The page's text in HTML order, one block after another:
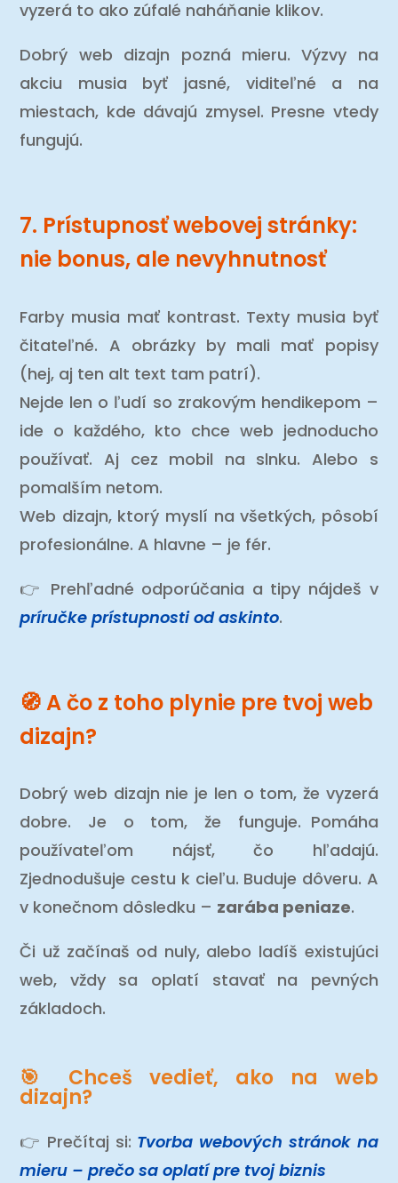
vyzerá to ako zúfalé naháňanie klikov.
Dobrý web dizajn pozná mieru. Výzvy na
akciu musia byť jasné, viditeľné a na
miestach, kde dávajú zmysel. Presne vtedy
fungujú.
7. Prístupnosť webovej stránky:
nie bonus, ale nevyhnutnosť
Farby musia mať kontrast. Texty musia byť
čitateľné. A obrázky by mali mať popisy
(hej, aj ten alt text tam patrí).
Nejde len o ľudí so zrakovým hendikepom –
ide o každého, kto chce web jednoducho
používať. Aj cez mobil na slnku. Alebo s
pomalším netom.
Web dizajn, ktorý myslí na všetkých, pôsobí
profesionálne. A hlavne – je fér.
👉 Prehľadné odporúčania a tipy nájdeš v
príručke prístupnosti od askinto.
🧭 A čo z toho plynie pre tvoj web
dizajn?
Dobrý web dizajn nie je len o tom, že vyzerá
dobre. Je o tom, že funguje. Pomáha
používateľom nájsť, čo hľadajú.
Zjednodušuje cestu k cieľu. Buduje dôveru. A
v konečnom dôsledku – zarába peniaze.
Či už začínaš od nuly, alebo ladíš existujúci
web, vždy sa oplatí stavať na pevných
základoch.
🎯 Chceš vedieť, ako na web
dizajn?
👉 Prečítaj si: Tvorba webových stránok na
mieru – prečo sa oplatí pre tvoj biznis